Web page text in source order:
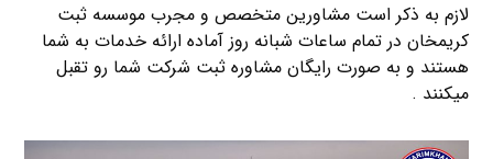
لازم به ذکر است مشاورین متخصص و مجرب موسسه ثبت
کریمخان در تمام ساعات شبانه روز آماده ارائه خدمات به شما
هستند و به صورت رایگان مشاوره ثبت شرکت شما رو تقبل
میکنند .